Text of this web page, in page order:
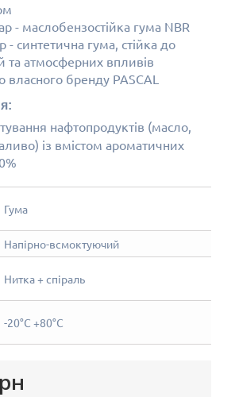
- маслобензостійка гума NBR
- синтетична гума, стійка до
та атмосферних впливів
бренду PASCAL
нафтопродуктів (масло,
із вмістом ароматичних
Гума
Напірно-всмоктуючий
Нитка + спіраль
-20°C +80°C